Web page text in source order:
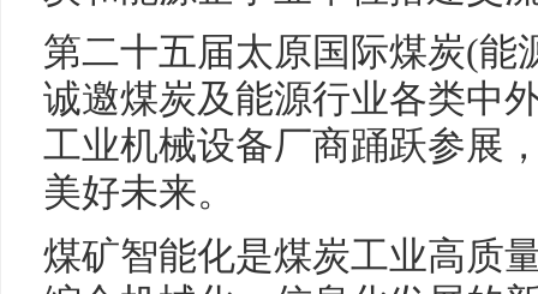
第二十五届太原国际煤炭(能
诚邀煤炭及能源行业各类中
工业机械设备厂商踊跃参展
美好未来。
煤矿智能化是煤炭工业高质